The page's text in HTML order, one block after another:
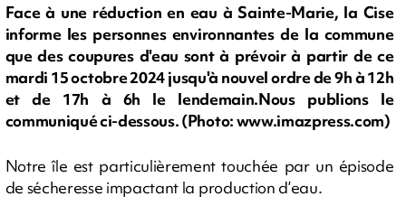
Face à une réduction en eau à Sainte-Marie, la Cise
informe les personnes environnantes de la commune
que des coupures d'eau sont à prévoir à partir de ce
mardi 15 octobre 2024 jusqu'à nouvel ordre de 9h à 12h
et de 17h à 6h le lendemain.Nous publions le
communiqué ci-dessous. (Photo: www.imazpress.com)
Notre île est particulièrement touchée par un épisode
de sécheresse impactant la production d’eau.